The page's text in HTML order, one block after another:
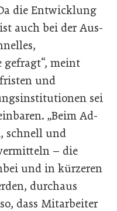
die Entwicklung
auch bei der Aus-
gefragt“, meint
und
sei
„Beim Ad-
schnell und
– die
und in kürzeren
durchaus
dass Mitarbeiter